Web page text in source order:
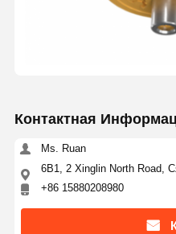
Контактная
Ms. Ruan
6B1, 2 Xinglin North Road,
+86 15880208980